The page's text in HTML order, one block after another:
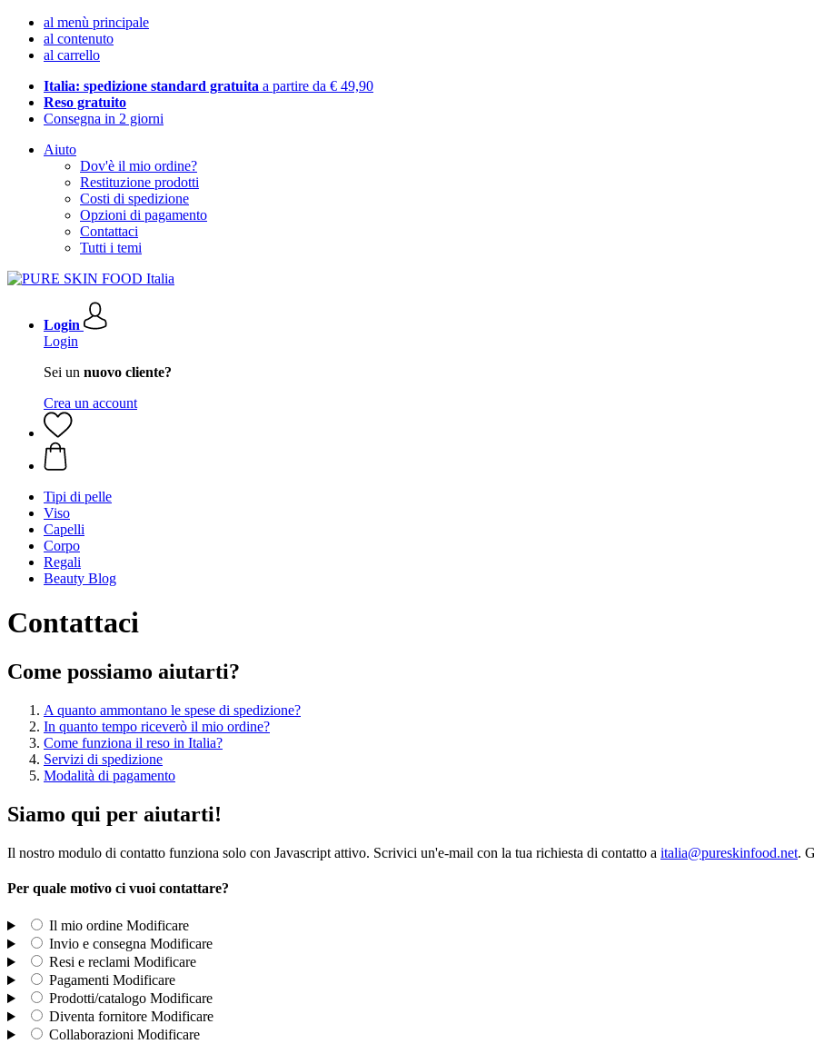
al menù principale
al contenuto
al carrello
Italia: spedizione standard gratuita a partire da € 49,90
Reso gratuito
Consegna in 2 giorni
Aiuto
Dov'è il mio ordine?
Restituzione prodotti
Costi di spedizione
Opzioni di pagamento
Contattaci
Tutti i temi
Login
Login
Sei un nuovo cliente?
Crea un account
Tipi di pelle
Viso
Capelli
Corpo
Regali
Beauty Blog
Contattaci
Come possiamo aiutarti?
A quanto ammontano le spese di spedizione?
In quanto tempo riceverò il mio ordine?
Come funziona il reso in Italia?
Servizi di spedizione
Modalità di pagamento
Siamo qui per aiutarti!
Il nostro modulo di contatto funziona solo con Javascript attivo. Scrivici un'e-mail con la tua richiesta di contatto a italia@pureskinfood.net.
Per quale motivo ci vuoi contattare?
Il mio ordine Modificare
Invio e consegna Modificare
Resi e reclami Modificare
Pagamenti Modificare
Prodotti/catalogo Modificare
Diventa fornitore Modificare
Collaborazioni Modificare